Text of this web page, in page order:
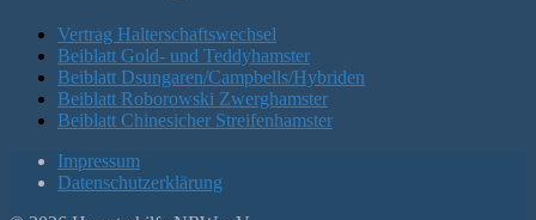
Vertrag Halterschaftswechsel
Beiblatt Gold- und Teddyhamster
Beiblatt Dsungaren/Campbells/Hybriden
Beiblatt Roborowski Zwerghamster
Beiblatt Chinesicher Streifenhamster
Impressum
Datenschutzerklärung